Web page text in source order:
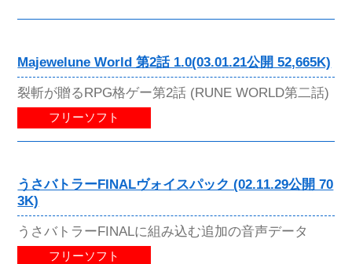
Majewelune World 第2話 1.0(03.01.21公開 52,665K)
裂斬が贈るRPG格ゲー第2話 (RUNE WORLD第二話)
フリーソフト
うさバトラーFINALヴォイスパック (02.11.29公開 70
3K)
うさバトラーFINALに組み込む追加の音声データ
フリーソフト